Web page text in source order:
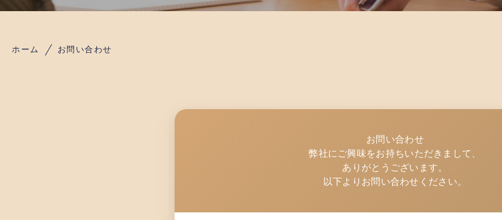
ホーム お問い合わせ
お問い合わせ
弊社にご興味をお持ちいただきまして、
ありがとうございます。
以下よりお問い合わせください。